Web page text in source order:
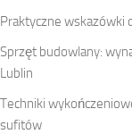
Praktyczne wskazówki
Sprzęt budowlany:
Lublin
Techniki
sufitów